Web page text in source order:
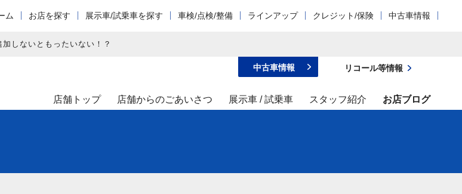
ム お店を探す 展示車/試乗車を探す 車検/点検/整備 ラインアップ クレジット/保険 中古車情報
しないともったいない！？
店舗トップ 店舗からのごあいさつ 展示車 / 試乗車 スタッフ紹介 お店ブログ
中古車情報 リコール等情報